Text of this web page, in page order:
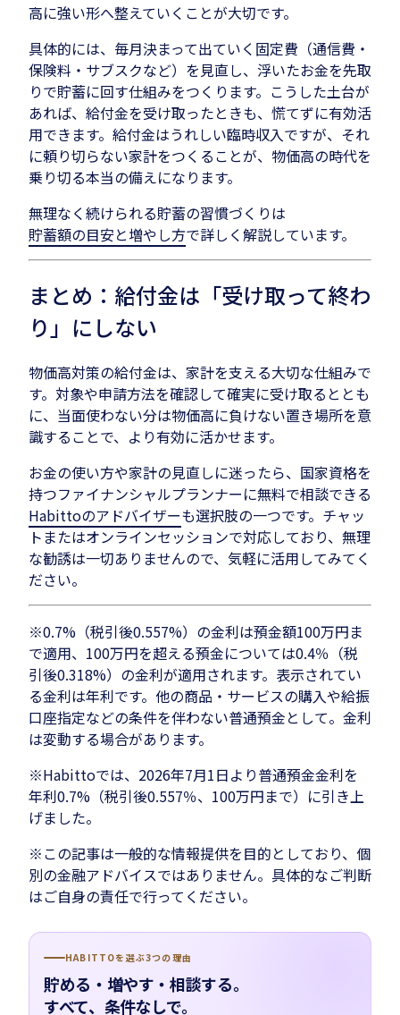
高に強い形へ整えていくことが大切です。
具体的には、毎月決まって出ていく固定費（通信費・
保険料・サブスクなど）を見直し、浮いたお金を先取
りで貯蓄に回す仕組みをつくります。こうした土台が
あれば、給付金を受け取ったときも、慌てずに有効活
用できます。給付金はうれしい臨時収入ですが、それ
に頼り切らない家計をつくることが、物価高の時代を
乗り切る本当の備えになります。
無理なく続けられる貯蓄の習慣づくりは
貯蓄額の目安と増やし方で詳しく解説しています。
まとめ：給付金は「受け取って終わ
り」にしない
物価高対策の給付金は、家計を支える大切な仕組みで
す。対象や申請方法を確認して確実に受け取るととも
に、当面使わない分は物価高に負けない置き場所を意
識することで、より有効に活かせます。
お金の使い方や家計の見直しに迷ったら、国家資格を
持つファイナンシャルプランナーに無料で相談できる
Habittoのアドバイザーも選択肢の一つです。チャッ
トまたはオンラインセッションで対応しており、無理
な勧誘は一切ありませんので、気軽に活用してみてく
ださい。
※0.7%（税引後0.557%）の金利は預金額100万円ま
で適用、100万円を超える預金については0.4％（税
引後0.318%）の金利が適用されます。表示されてい
る金利は年利です。他の商品・サービスの購入や給振
口座指定などの条件を伴わない普通預金として。金利
は変動する場合があります。
※Habittoでは、2026年7月1日より普通預金金利を
年利0.7%（税引後0.557％、100万円まで）に引き上
げました。
※この記事は一般的な情報提供を目的としており、個
別の金融アドバイスではありません。具体的なご判断
はご自身の責任で行ってください。
HABITTOを選ぶ3つの理由
貯める・増やす・相談する。
すべて、条件なしで。